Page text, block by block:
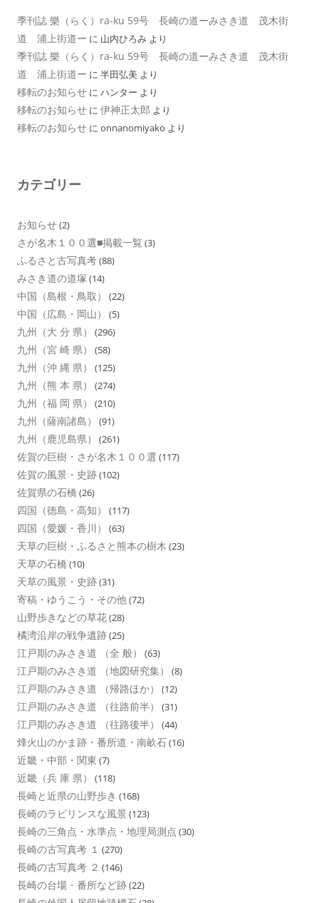
季刊誌 樂（らく）ra-ku 59号 長崎の道ーみさき道 茂木街
道 浦上街道ー に 山内ひろみ より
季刊誌 樂（らく）ra-ku 59号 長崎の道ーみさき道 茂木街
道 浦上街道ー に 半田弘美 より
移転のお知らせ に ハンター より
移転のお知らせ に 伊神正太郎 より
移転のお知らせ に onnanomiyako より
カテゴリー
お知らせ(2)
さが名木１００選■掲載一覧 (3)
ふるさと古写真考(88)
みさき道の道塚 (14)
中国（島根・鳥取） (22)
中国（広島・岡山） (5)
九州（大 分 県） (296)
九州（宮 崎 県） (58)
九州（沖 縄 県） (125)
九州（熊 本 県） (274)
九州（福 岡 県） (210)
九州（薩南諸島） (91)
九州（鹿児島県） (261)
佐賀の巨樹・さが名木１００選 (117)
佐賀の風景・史跡(102)
佐賀県の石橋 (26)
四国（徳島・高知） (117)
四国（愛媛・香川） (63)
天草の巨樹・ふるさと熊本の樹木 (23)
天草の石橋 (10)
天草の風景・史跡(31)
寄稿・ゆうこう・その他(72)
山野歩きなどの草花(28)
橘湾沿岸の戦争遺跡(25)
江戸期のみさき道 （全 般） (63)
江戸期のみさき道 （地図研究集） (8)
江戸期のみさき道 （帰路ほか） (12)
江戸期のみさき道 （往路前半） (31)
江戸期のみさき道 （往路後半） (44)
烽火山のかま跡・番所道・南畝石(16)
近畿・中部・関東 (7)
近畿（兵 庫 県） (118)
長崎と近県の山野歩き (168)
長崎のラビリンスな風景 (123)
長崎の三角点・水準点・地理局測点 (30)
長崎の古写真考 １ (270)
長崎の古写真考 ２ (146)
長崎の台場・番所など跡(22)